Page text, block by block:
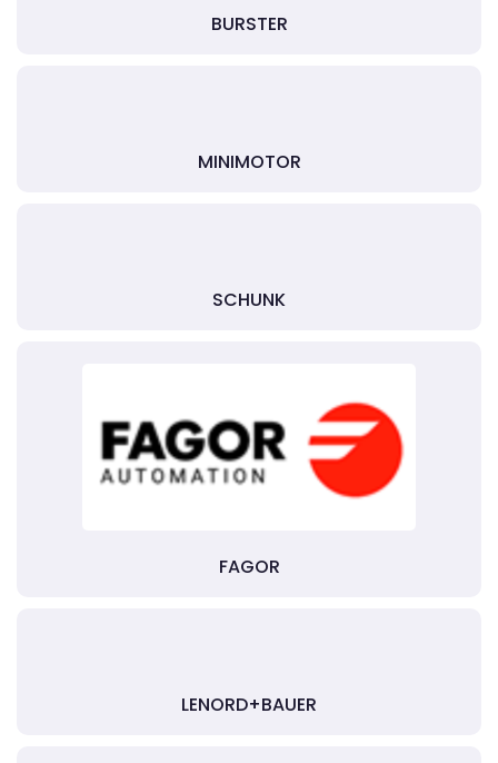
BURSTER
MINIMOTOR
SCHUNK
FAGOR
LENORD+BAUER